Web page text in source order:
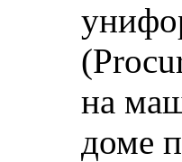
на
доме